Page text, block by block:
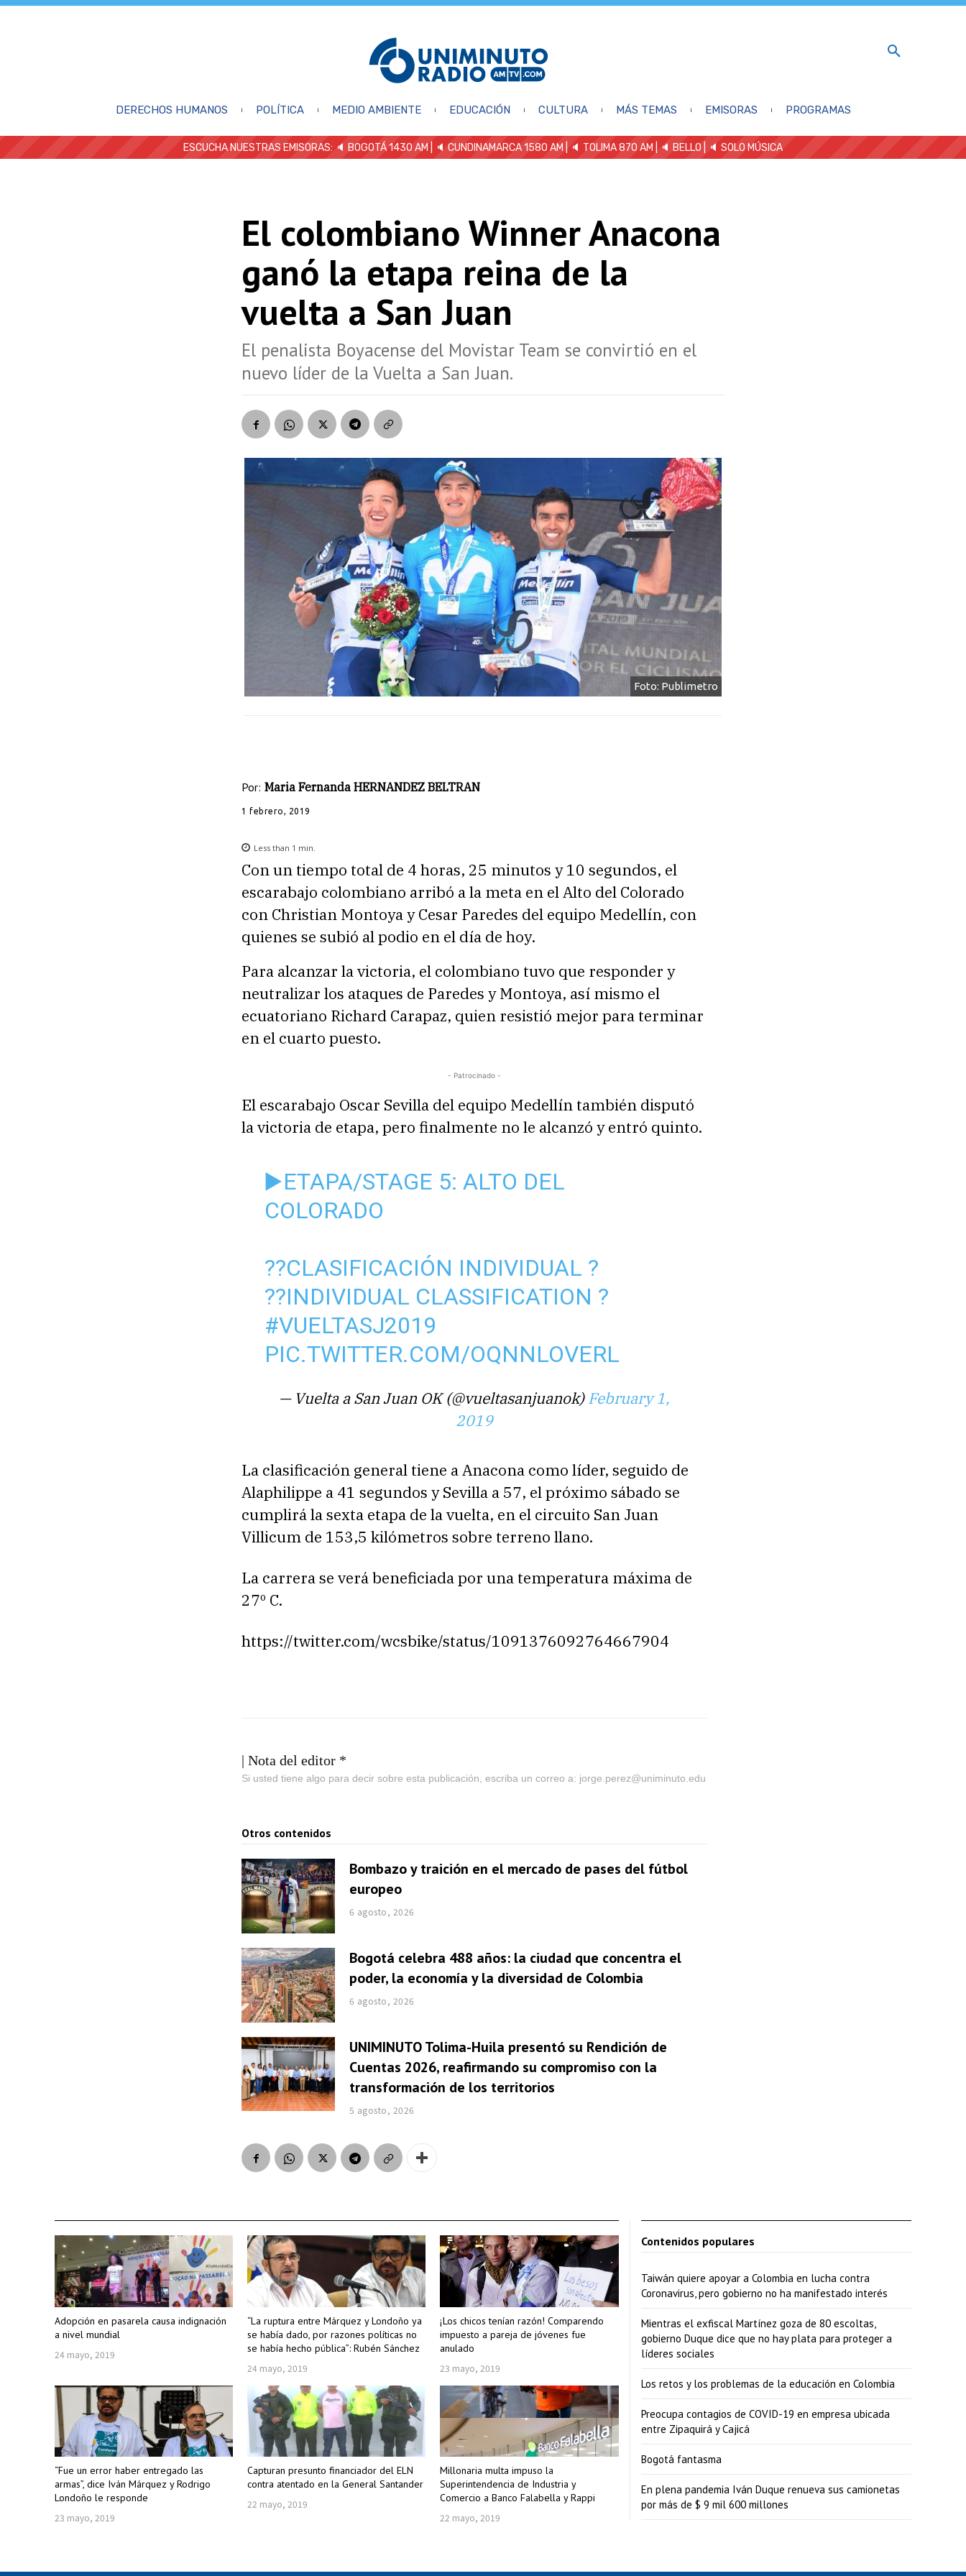
DERECHOS HUMANOS POLÍTICA MEDIO AMBIENTE EDUCACIÓN CULTURA MÁS TEMAS EMISORAS PROGRAMAS
ESCUCHA NUESTRAS EMISORAS: 🔈 BOGOTÁ 1430 AM | 🔈 CUNDINAMARCA 1580 AM | 🔈 TOLIMA 870 AM | 🔈 BELLO 🔈 SOLO MÚSICA
El colombiano Winner Anacona
ganó la etapa reina de la
vuelta a San Juan
El penalista Boyacense del Movistar Team se convirtió en el
nuevo líder de la Vuelta a San Juan.
Foto: Publimetro
Por: Maria Fernanda HERNANDEZ BELTRAN
1 febrero, 2019
Less than 1 min.
Con un tiempo total de 4 horas, 25 minutos y 10 segundos, el
escarabajo colombiano arribó a la meta en el Alto del Colorado
con Christian Montoya y Cesar Paredes del equipo Medellín, con
quienes se subió al podio en el día de hoy.
Para alcanzar la victoria, el colombiano tuvo que responder y
neutralizar los ataques de Paredes y Montoya, así mismo el
ecuatoriano Richard Carapaz, quien resistió mejor para terminar
en el cuarto puesto.
- Patrocinado -
El escarabajo Oscar Sevilla del equipo Medellín también disputó
la victoria de etapa, pero finalmente no le alcanzó y entró quinto.
▶️ETAPA/STAGE 5: ALTO DEL
COLORADO
??CLASIFICACIÓN INDIVIDUAL ?
??INDIVIDUAL CLASSIFICATION ?
#VUELTASJ2019
PIC.TWITTER.COM/OQNNLOVERL
— Vuelta a San Juan OK (@vueltasanjuanok)February 1,
2019
La clasificación general tiene a Anacona como líder, seguido de
Alaphilippe a 41 segundos y Sevilla a 57, el próximo sábado se
cumplirá la sexta etapa de la vuelta, en el circuito San Juan
Villicum de 153,5 kilómetros sobre terreno llano.
La carrera se verá beneficiada por una temperatura máxima de
27º C.
https://twitter.com/wcsbike/status/1091376092764667904
| Nota del editor *
Si usted tiene algo para decir sobre esta publicación, escriba un correo a: jorge.perez@uniminuto.edu
Otros contenidos
Bombazo y traición en el mercado de pases del fútbol
europeo
6 agosto, 2026
Bogotá celebra 488 años: la ciudad que concentra el
poder, la economía y la diversidad de Colombia
6 agosto, 2026
UNIMINUTO Tolima-Huila presentó su Rendición de
Cuentas 2026, reafirmando su compromiso con la
transformación de los territorios
5 agosto, 2026
Adopción en pasarela causa indignación
a nivel mundial
24 mayo, 2019
“La ruptura entre Márquez y Londoño ya
se había dado, por razones políticas no
se había hecho pública”: Rubén Sánchez
24 mayo, 2019
¡Los chicos tenían razón! Comparendo
impuesto a pareja de jóvenes fue
anulado
23 mayo, 2019
“Fue un error haber entregado las
armas”, dice Iván Márquez y Rodrigo
Londoño le responde
23 mayo, 2019
Capturan presunto financiador del ELN
contra atentado en la General Santander
22 mayo, 2019
Millonaria multa impuso la
Superintendencia de Industria y
Comercio a Banco Falabella y Rappi
22 mayo, 2019
Contenidos populares
Taiwán quiere apoyar a Colombia en lucha contra
Coronavirus, pero gobierno no ha manifestado interés
Mientras el exfiscal Martínez goza de 80 escoltas,
gobierno Duque dice que no hay plata para proteger a
líderes sociales
Los retos y los problemas de la educación en Colombia
Preocupa contagios de COVID-19 en empresa ubicada
entre Zipaquirá y Cajicá
Bogotá fantasma
En plena pandemia Iván Duque renueva sus camionetas
por más de $ 9 mil 600 millones